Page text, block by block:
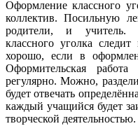
Оформление классного
коллектив. Посильную
родители, и учитель.
классного уголка
хорошо, если в
Оформительская
регулярно. Можно,
будет отвечать
каждый учащийся будет
творческой деятельностью.